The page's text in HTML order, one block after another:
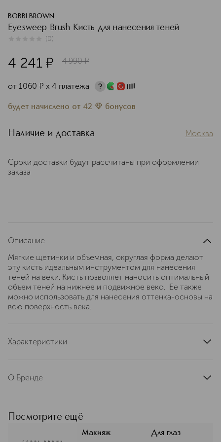
BOBBI BROWN
Eyesweep Brush Кисть для нанесения теней
(0)
4 241 ¤ 4 990 ¤
от 1060 ¤ х 4 платежа
будет начислено от 42 бонусов
Наличие и доставка Москва
Сроки доставки будут рассчитаны при оформлении
заказа
Описание
Мягкие щетинки и объемная, округлая форма делают
эту кисть идеальным инструментом для нанесения
теней на веки. Кисть позволяет наносить оптимальный
объем теней на нижнее и подвижное веко. Ее также
можно использовать для нанесения оттенка-основы на
всю поверхность века.
Характеристики
артикул
О Бренде
одно из важных слагаемых
философии бренда Бобби Браун.
Больше оттенков тональных
Посмотрите ещё
Макияж Для глаз